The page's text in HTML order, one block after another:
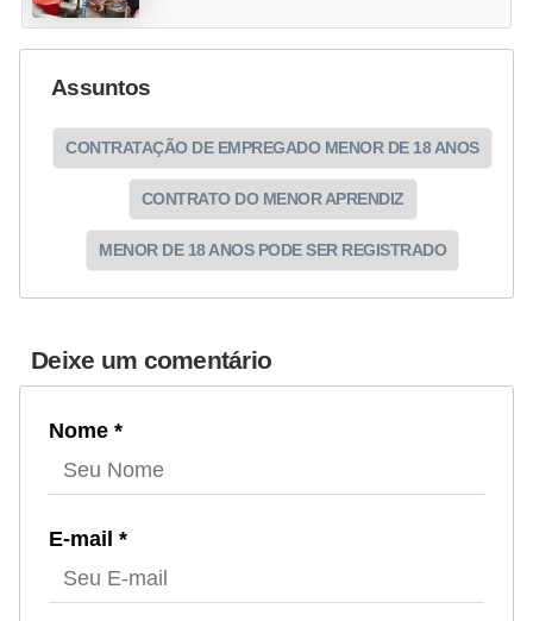
Assuntos
CONTRATAÇÃO DE EMPREGADO MENOR DE 18 ANOS
CONTRATO DO MENOR APRENDIZ
MENOR DE 18 ANOS PODE SER REGISTRADO
Deixe um comentário
Nome *
E-mail *